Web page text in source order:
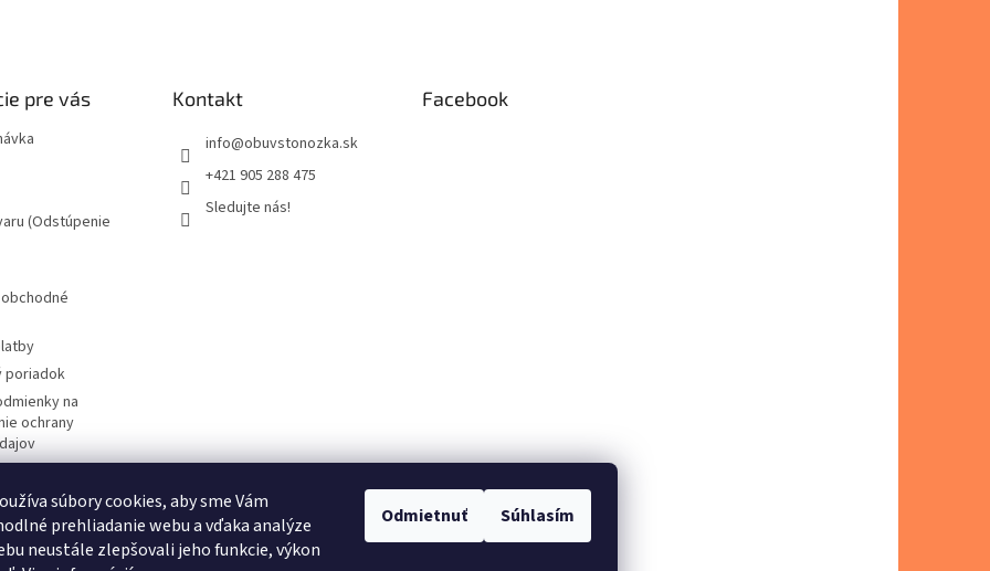
súbory cookies, aby sme Vám
prehliadanie webu a vďaka analýze
neustále zlepšovali jeho funkcie, výkon
Odmietnuť Súhlasím
pre vás
(Odstúpenie
poriadok
na
ochrany
Kontakt
info@obuvstonozka.sk
+421 905 288 475
Sledujte nás!
Facebook